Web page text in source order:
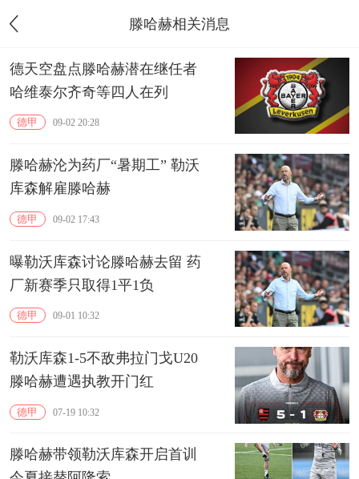
滕哈赫相关消息
德天空盘点滕哈赫潜在继任者
哈维泰尔齐奇等四人在列
德甲 09-02 20:28
滕哈赫沦为药厂“暑期工” 勒沃
库森解雇滕哈赫
德甲 09-02 17:43
曝勒沃库森讨论滕哈赫去留 药
厂新赛季只取得1平1负
德甲 09-01 10:32
勒沃库森1-5不敌弗拉门戈U20
滕哈赫遭遇执教开门红
德甲 07-19 10:32
滕哈赫带领勒沃库森开启首训